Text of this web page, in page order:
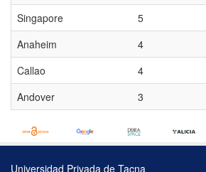
Singapore
5
Anaheim
4
Callao
4
Andover
3
Universidad Privada de Tacna